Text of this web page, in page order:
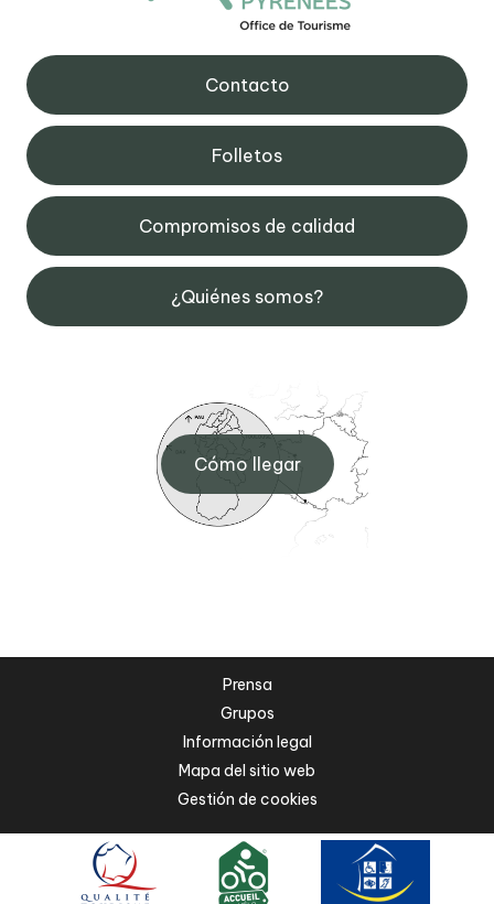
Contacto
Folletos
Compromisos de calidad
¿Quiénes somos?
Cómo llegar
Prensa
Grupos
Información legal
Mapa del sitio web
Gestión de cookies